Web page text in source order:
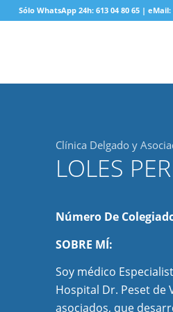
Sólo WhatsApp 24h: 613 04 80 65 |
Clínica Delgado y
LOLES
Número De
SOBRE MÍ:
Soy médico
Hospital Dr. Peset de
asociados, que